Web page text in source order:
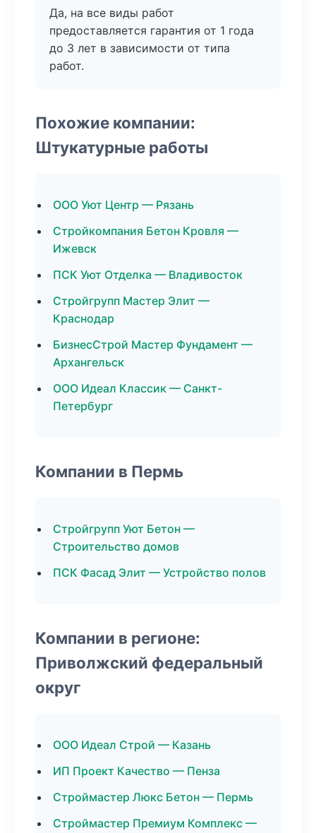
Да, на все виды работ
предоставляется гарантия от 1 года
до 3 лет в зависимости от типа
работ.
Похожие компании:
Штукатурные работы
ООО Уют Центр — Рязань
Стройкомпания Бетон Кровля —
Ижевск
ПСК Уют Отделка — Владивосток
Стройгрупп Мастер Элит —
Краснодар
БизнесСтрой Мастер Фундамент —
Архангельск
ООО Идеал Классик — Санкт-
Петербург
Компании в Пермь
Стройгрупп Уют Бетон —
Строительство домов
ПСК Фасад Элит — Устройство полов
Компании в регионе:
Приволжский федеральный
округ
ООО Идеал Строй — Казань
ИП Проект Качество — Пенза
Строймастер Люкс Бетон — Пермь
Строймастер Премиум Комплекс —